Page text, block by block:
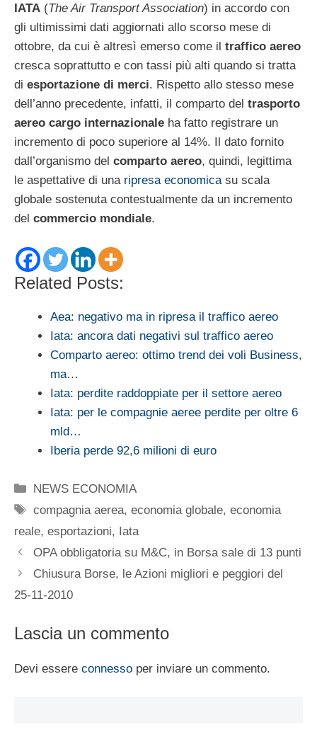
IATA (The Air Transport Association) in accordo con
gli ultimissimi dati aggiornati allo scorso mese di
ottobre, da cui è altresì emerso come il traffico aereo
cresca soprattutto e con tassi più alti quando si tratta
di esportazione di merci. Rispetto allo stesso mese
dell’anno precedente, infatti, il comparto del trasporto
aereo cargo internazionale ha fatto registrare un
incremento di poco superiore al 14%. Il dato fornito
dall’organismo del comparto aereo, quindi, legittima
le aspettative di una ripresa economicasu scala
globale sostenuta contestualmente da un incremento
del commercio mondiale.
Related Posts:
Aea: negativo ma in ripresa il traffico aereo
Iata: ancora dati negativi sul traffico aereo
Comparto aereo: ottimo trend dei voli Business,
ma…
Iata: perdite raddoppiate per il settore aereo
Iata: per le compagnie aeree perdite per oltre 6
mld…
Iberia perde 92,6 milioni di euro
Categorie
NEWS ECONOMIA
Tag
compagnia aerea,economia globale,economia
reale, esportazioni, Iata
OPA obbligatoria su M&C, in Borsa sale di 13 punti
Chiusura Borse, le Azioni migliori e peggiori del
25-11-2010
Lascia un commento
Devi essere connesso per inviare un commento.